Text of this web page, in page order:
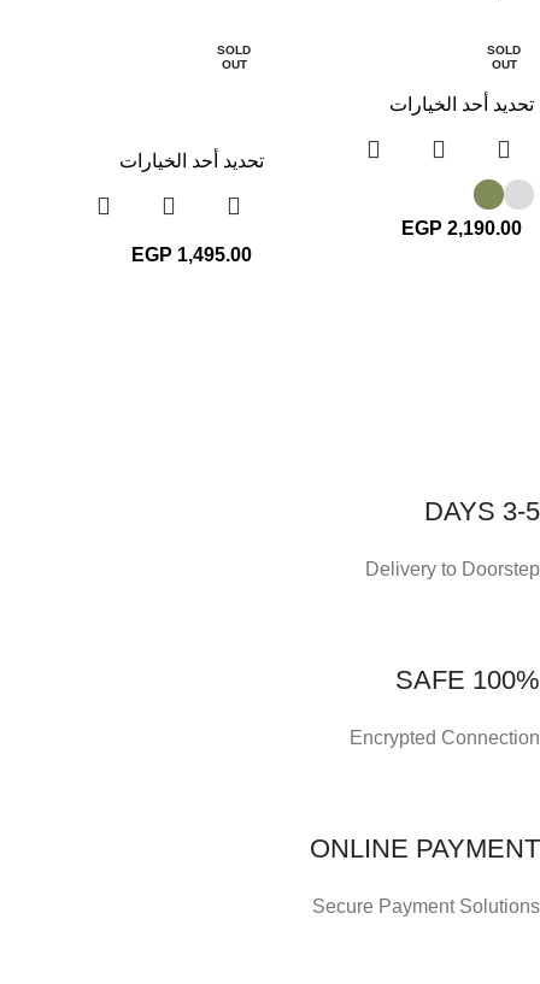
SOLD
OUT
تحديد أحد الخيارات
EGP 2,190.00
SOLD
OUT
تحديد أحد الخيارات
EGP 1,495.00
ONLINE PAYMENT
Secure Payment Solutions
100% SAFE
Encrypted Connection
3-5 DAYS
Delivery to Doorstep